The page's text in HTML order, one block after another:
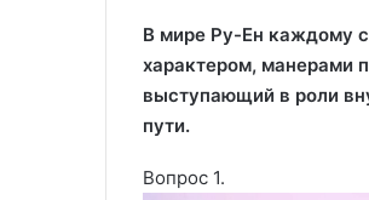
В мире Ру-Ен каждому
характером, манерами
выступающий в роли
пути.
Вопрос 1.